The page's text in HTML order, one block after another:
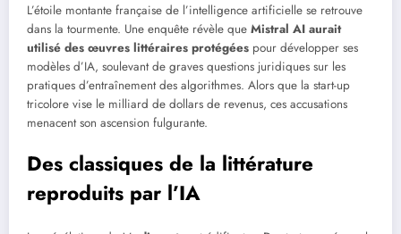
L’étoile montante française de l’intelligence artificielle se retrouve
dans la tourmente. Une enquête révèle que Mistral AI aurait
utilisé des œuvres littéraires protégées pour développer ses
modèles d’IA, soulevant de graves questions juridiques sur les
pratiques d’entraînement des algorithmes. Alors que la start-up
tricolore vise le milliard de dollars de revenus, ces accusations
menacent son ascension fulgurante.
Des classiques de la littérature
reproduits par l’IA